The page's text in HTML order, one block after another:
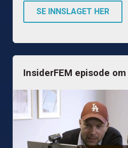
SE INNSLAGET HER
InsiderFEM episode